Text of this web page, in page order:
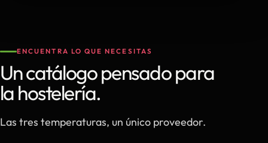
ENCUENTRA LO QUE NECESITAS
Un catálogo pensado para
la hostelería.
Las tres temperaturas, un único proveedor.